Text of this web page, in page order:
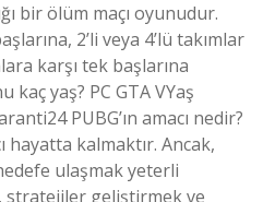
bir ölüm maçı oyunudur.
2’li veya 4’lü takımlar
karşı tek başlarına
kaç yaş? PC GTA VYaş
PUBG’ın amacı nedir?
hayatta kalmaktır. Ancak,
ulaşmak yeterli
stratejiler geliştirmek ve